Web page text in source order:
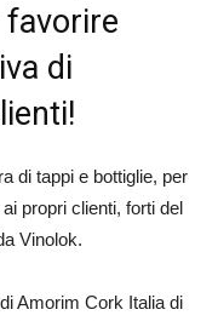
di
di tappi e bottiglie, per
propri clienti, forti del
Vinolok.
Amorim Cork Italia di